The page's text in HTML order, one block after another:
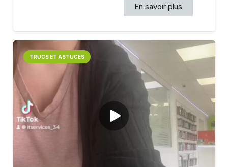
En savoir plus
TRUCS ET ASTUCES